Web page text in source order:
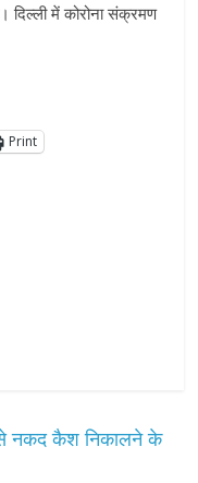
में कोरोना संक्रमण
Print
नकद कैश निकालने के